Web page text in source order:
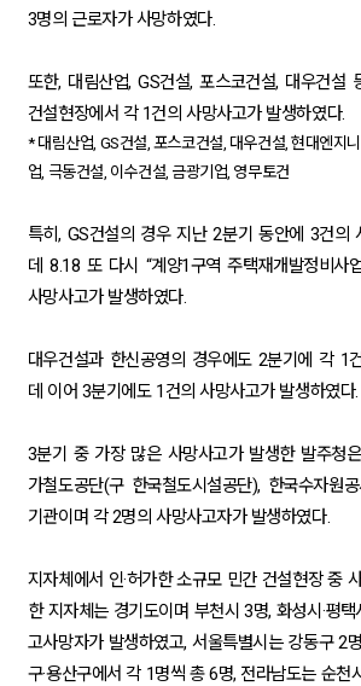
3명의 근로자가 사망하였다.
또한, 대림산업, GS건설, 포스코건설, 대우건설
건설현장에서 각 1건의 사망사고가 발생하였다.
* 대림산업, GS건설, 포스코건설, 대우건설, 현대엔지
업, 극동건설, 이수건설, 금광기업, 영무토건
특히, GS건설의 경우 지난 2분기 동안에 3건의
데 8.18 또 다시 “계양1구역 주택재개발정비사
사망사고가 발생하였다.
대우건설과 한신공영의 경우에도 2분기에 각 1
데 이어 3분기에도 1건의 사망사고가 발생하였다.
3분기 중 가장 많은 사망사고가 발생한 발주청
가철도공단(구 한국철도시설공단), 한국수자원
기관이며 각 2명의 사망사고자가 발생하였다.
지자체에서 인·허가한 소규모 민간 건설현장 중
한 지자체는 경기도이며 부천시 3명, 화성시·평
고사망자가 발생하였고, 서울특별시는 강동구 2
구·용산구에서 각 1명씩 총 6명, 전라남도는 순천